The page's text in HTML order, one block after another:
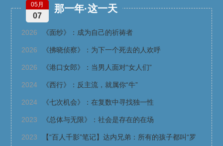
那一年·这一天
05月
07
2026 《面纱》：成为自己的祈祷者
2026 《拂晓侦察》：为下一个死去的人欢呼
2026 《港口女郎》：当男人面对“女人们”
2024 《西行》：反主流，就属你“牛”
2024 《七次机会》：在复数中寻找独一性
2023 《总体与无限》：社会是存在的在场
2023 【“百人千影”笔记】达内兄弟：所有的孩子都叫“罗